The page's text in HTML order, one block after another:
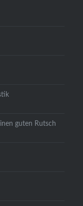
guten Rutsch